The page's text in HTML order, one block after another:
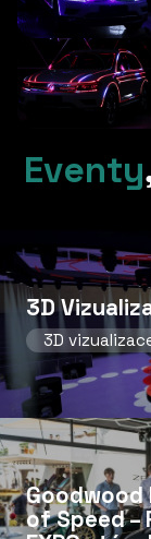
Eventy
3D
3D
Goodwood
of Speed ​​–